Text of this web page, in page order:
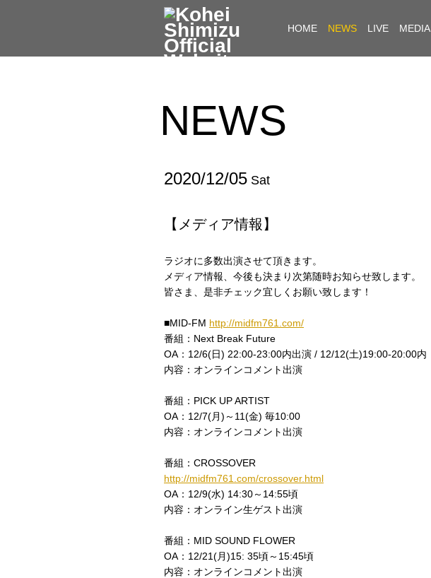
HOME NEWS LIVE MEDIA
NEWS
2020/12/05 Sat
【メディア情報】
ラジオに多数出演させて頂きます。
メディア情報、今後も決まり次第随時お知らせ致します。
皆さま、是非チェック宜しくお願い致します！
■MID-FM http://midfm761.com/
番組：Next Break Future
OA：12/6(日) 22:00-23:00内出演 / 12/12(土)19:00-20:00内
内容：オンラインコメント出演
番組：PICK UP ARTIST
OA：12/7(月)～11(金) 毎10:00
内容：オンラインコメント出演
番組：CROSSOVER
http://midfm761.com/crossover.html
OA：12/9(水) 14:30～14:55頃
内容：オンライン生ゲスト出演
番組：MID SOUND FLOWER
OA：12/21(月)15: 35頃～15:45頃
内容：オンラインコメント出演